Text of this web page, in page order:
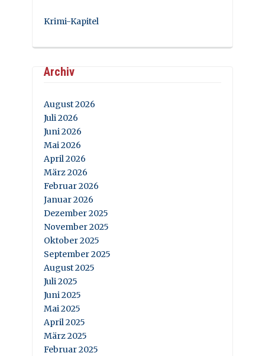
Krimi-Kapitel
Archiv
August 2026
Juli 2026
Juni 2026
Mai 2026
April 2026
März 2026
Februar 2026
Januar 2026
Dezember 2025
November 2025
Oktober 2025
September 2025
August 2025
Juli 2025
Juni 2025
Mai 2025
April 2025
März 2025
Februar 2025